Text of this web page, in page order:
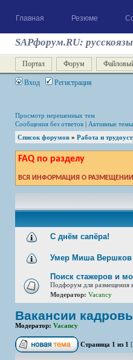
Главная Резюме
SAPфорум.RU:
Портал Форум
Вход Регистрация
Просмотр нерешенных тем
Сообщения без ответов | Активные темы
Список форумов » Работа и
FAQ по разделу
ВСЯ ИНФОРМАЦИЯ О
С днём сапёра!
Умер Миша Вершков
Поиск стажеров и
Подфорум для размещения
Модератор: Vacancy
Вакансии
Модератор: Vacancy
Страница 1 из 1